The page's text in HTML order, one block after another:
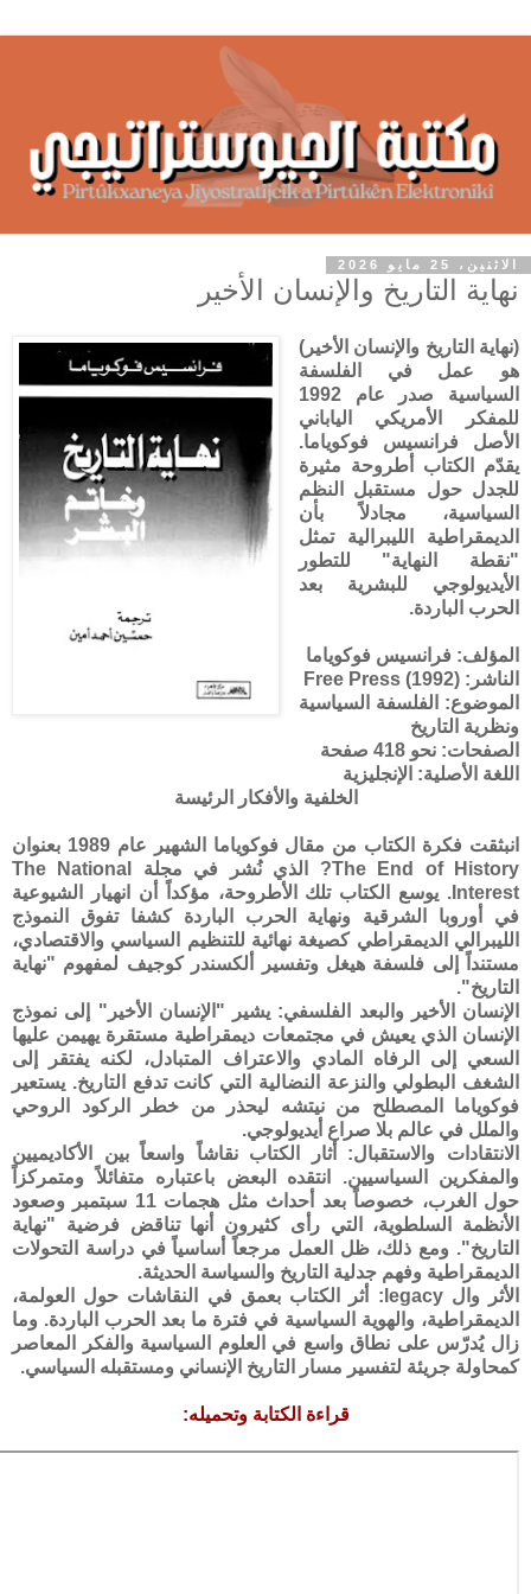
الاثنين، 25 مايو 2026
نهاية التاريخ والإنسان الأخير
(نهاية التاريخ والإنسان الأخير)
هو عمل في الفلسفة
السياسية صدر عام 1992
للمفكر الأمريكي الياباني
الأصل فرانسيس فوكوياما.
يقدّم الكتاب أطروحة مثيرة
للجدل حول مستقبل النظم
السياسية، مجادلاً بأن
الديمقراطية الليبرالية تمثل
"نقطة النهاية" للتطور
الأيديولوجي للبشرية بعد
الحرب الباردة.
المؤلف: فرانسيس فوكوياما
الناشر: Free Press (1992)
الموضوع: الفلسفة السياسية
ونظرية التاريخ
الصفحات: نحو 418 صفحة
اللغة الأصلية: الإنجليزية
الخلفية والأفكار الرئيسة
انبثقت فكرة الكتاب من مقال فوكوياما الشهير عام 1989 بعنوان
The End of History? الذي نُشر في مجلة The National
Interest. يوسع الكتاب تلك الأطروحة، مؤكداً أن انهيار الشيوعية
في أوروبا الشرقية ونهاية الحرب الباردة كشفا تفوق النموذج
الليبرالي الديمقراطي كصيغة نهائية للتنظيم السياسي والاقتصادي،
مستنداً إلى فلسفة هيغل وتفسير ألكسندر كوجيف لمفهوم "نهاية
التاريخ".
الإنسان الأخير والبعد الفلسفي: يشير "الإنسان الأخير" إلى نموذج
الإنسان الذي يعيش في مجتمعات ديمقراطية مستقرة يهيمن عليها
السعي إلى الرفاه المادي والاعتراف المتبادل، لكنه يفتقر إلى
الشغف البطولي والنزعة النضالية التي كانت تدفع التاريخ. يستعير
فوكوياما المصطلح من نيتشه ليحذر من خطر الركود الروحي
والملل في عالم بلا صراع أيديولوجي.
الانتقادات والاستقبال: أثار الكتاب نقاشاً واسعاً بين الأكاديميين
والمفكرين السياسيين. انتقده البعض باعتباره متفائلاً ومتمركزاً
حول الغرب، خصوصاً بعد أحداث مثل هجمات 11 سبتمبر وصعود
الأنظمة السلطوية، التي رأى كثيرون أنها تناقض فرضية "نهاية
التاريخ". ومع ذلك، ظل العمل مرجعاً أساسياً في دراسة التحولات
الديمقراطية وفهم جدلية التاريخ والسياسة الحديثة.
الأثر وال legacy
: أثر الكتاب بعمق في النقاشات حول العولمة،
الديمقراطية، والهوية السياسية في فترة ما بعد الحرب الباردة. وما
زال يُدرّس على نطاق واسع في العلوم السياسية والفكر المعاصر
كمحاولة جريئة لتفسير مسار التاريخ الإنساني ومستقبله السياسي.
قراءة الكتابة وتحميله: